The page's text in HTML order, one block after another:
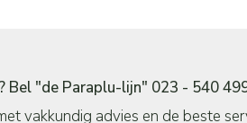
Bel "de Paraplu-lijn" 023 - 540
vakkundig advies en de beste